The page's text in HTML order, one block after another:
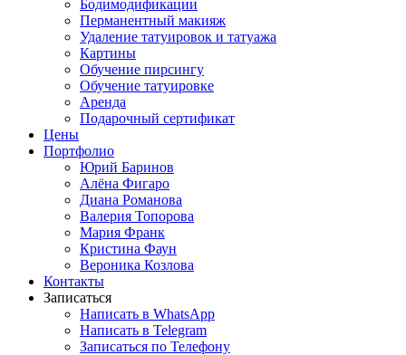
Бодимодификации
Перманентный макияж
Удаление татуировок и татуажа
Картины
Обучение пирсингу
Обучение татуировке
Аренда
Подарочный сертификат
Цены
Портфолио
Юрий Баринов
Алёна Фигаро
Диана Романова
Валерия Топорова
Мария Франк
Кристина Фаун
Вероника Козлова
Контакты
Записаться
Написать в WhatsApp
Написать в Telegram
Записаться по Телефону